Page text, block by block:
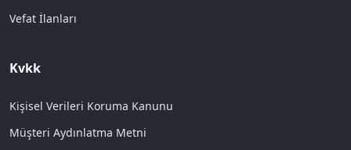
Vefat İlanları
Kvkk
Kişisel Verileri Koruma Kanunu
Müşteri Aydınlatma Metni